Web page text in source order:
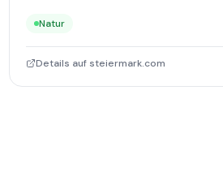
Natur
Details auf steiermark.com